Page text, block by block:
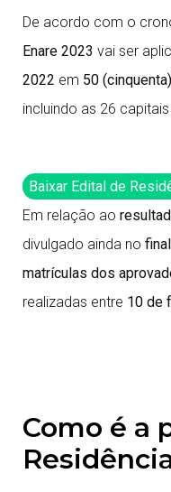
De acordo com o
Enare 2023 vai ser
2022 em 50
incluindo as 26
Baixar Edital de
Em relação ao
divulgado ainda no
matrículas dos
realizadas entre 10 de
Como é a